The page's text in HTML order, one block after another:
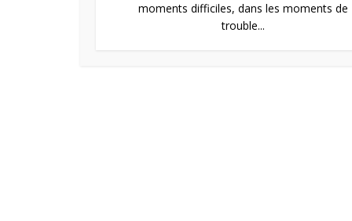
moments difficiles, dans les moments de
trouble...